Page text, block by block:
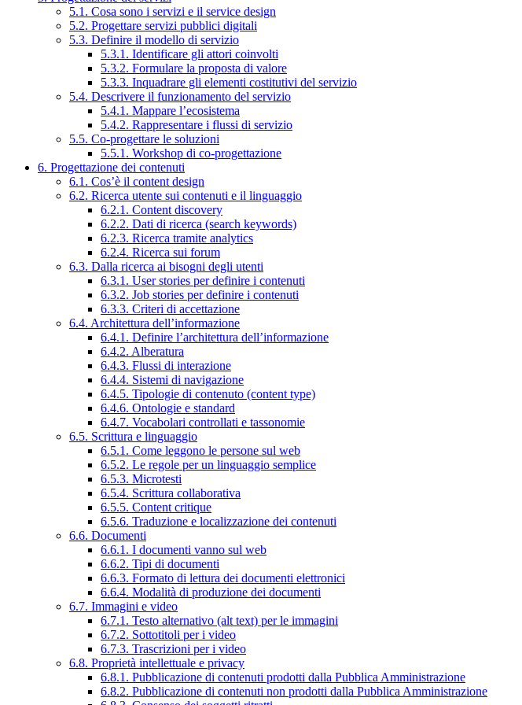
5.1. Cosa sono i servizi e il service design
5.2. Progettare servizi pubblici digitali
5.3. Definire il modello di servizio
5.3.1. Identificare gli attori coinvolti
5.3.2. Formulare la proposta di valore
5.3.3. Inquadrare gli elementi costitutivi del servizio
5.4. Descrivere il funzionamento del servizio
5.4.1. Mappare l’ecosistema
5.4.2. Rappresentare i flussi di servizio
5.5. Co-progettare le soluzioni
5.5.1. Workshop di co-progettazione
6. Progettazione dei contenuti
6.1. Cos’è il content design
6.2. Ricerca utente sui contenuti e il linguaggio
6.2.1. Content discovery
6.2.2. Dati di ricerca (search keywords)
6.2.3. Ricerca tramite analytics
6.2.4. Ricerca sui forum
6.3. Dalla ricerca ai bisogni degli utenti
6.3.1. User stories per definire i contenuti
6.3.2. Job stories per definire i contenuti
6.3.3. Criteri di accettazione
6.4. Architettura dell’informazione
6.4.1. Definire l’architettura dell’informazione
6.4.2. Alberatura
6.4.3. Flussi di interazione
6.4.4. Sistemi di navigazione
6.4.5. Tipologie di contenuto (content type)
6.4.6. Ontologie e standard
6.4.7. Vocabolari controllati e tassonomie
6.5. Scrittura e linguaggio
6.5.1. Come leggono le persone sul web
6.5.2. Le regole per un linguaggio semplice
6.5.3. Microtesti
6.5.4. Scrittura collaborativa
6.5.5. Content critique
6.5.6. Traduzione e localizzazione dei contenuti
6.6. Documenti
6.6.1. I documenti vanno sul web
6.6.2. Tipi di documenti
6.6.3. Formato di lettura dei documenti elettronici
6.6.4. Modalità di produzione dei documenti
6.7. Immagini e video
6.7.1. Testo alternativo (alt text) per le immagini
6.7.2. Sottotitoli per i video
6.7.3. Trascrizioni per i video
6.8. Proprietà intellettuale e privacy
6.8.1. Pubblicazione di contenuti prodotti dalla Pubblica Amministrazione
6.8.2. Pubblicazione di contenuti non prodotti dalla Pubblica Amministrazione